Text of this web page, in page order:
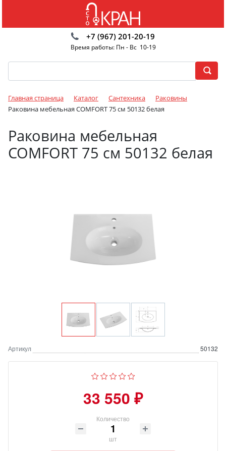
+7 (967) 201-20-19
Время работы: Пн - Вс 10-19
Главная страница Каталог Сантехника
Раковины
Раковина мебельная COMFORT 75 см 50132 белая
Раковина мебельная
COMFORT 75 см 50132 белая
Артикул 50132
33 550 ₽
Количество
шт